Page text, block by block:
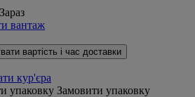
вантаж
вартість і час доставки
кур'єра
упаковку Замовити упаковку